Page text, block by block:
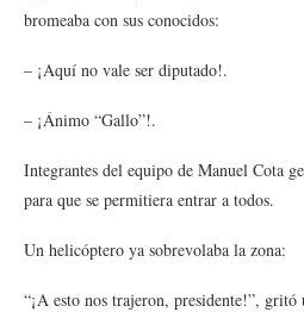
bromeaba con sus conocidos:
– ¡Aquí no vale ser diputado!.
– ¡Ánimo “Gallo”!.
Integrantes del equipo de Manuel Cota
para que se permitiera entrar a todos.
Un helicóptero ya sobrevolaba la zona:
“¡A esto nos trajeron, presidente!”,